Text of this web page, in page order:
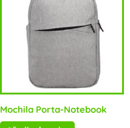
Mochila Porta-Notebook